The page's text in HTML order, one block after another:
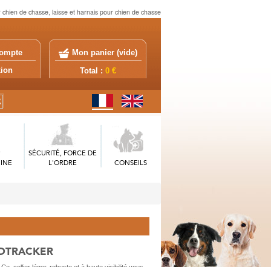
de chasse, laisse et harnais pour chien de chasse
Mon panier (vide)
Total : 0 €
SÉCURITÉ, FORCE DE
L'ORDRE
CONSEILS